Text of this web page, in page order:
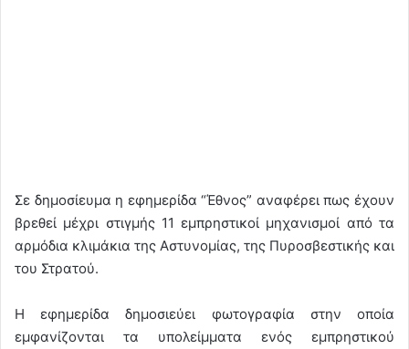
Σε δημοσίευμα η εφημερίδα “Έθνος” αναφέρει πως έχουν
βρεθεί μέχρι στιγμής 11 εμπρηστικοί μηχανισμοί από τα
αρμόδια κλιμάκια της Αστυνομίας, της Πυροσβεστικής και
του Στρατού.
Η εφημερίδα δημοσιεύει φωτογραφία στην οποία
εμφανίζονται τα υπολείμματα ενός εμπρηστικού